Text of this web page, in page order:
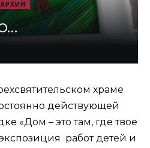
храме
действующей
«Дом – это там, где твое
работ детей и